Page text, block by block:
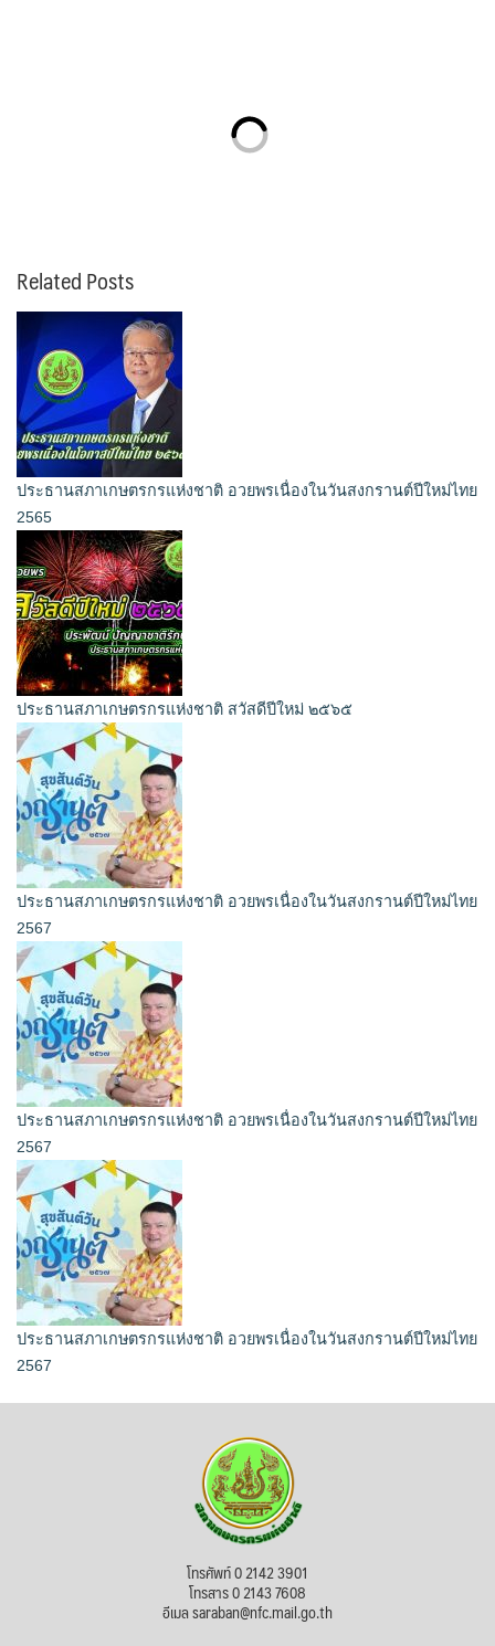
Related Posts
ประธานสภาเกษตรกรแห่งชาติ อวยพรเนื่องในวันสงกรานต์ปีใหม่ไทย
2565
ประธานสภาเกษตรกรแห่งชาติ สวัสดีปีใหม่ ๒๕๖๕
ประธานสภาเกษตรกรแห่งชาติ อวยพรเนื่องในวันสงกรานต์ปีใหม่ไทย
2567
ประธานสภาเกษตรกรแห่งชาติ อวยพรเนื่องในวันสงกรานต์ปีใหม่ไทย
2567
ประธานสภาเกษตรกรแห่งชาติ อวยพรเนื่องในวันสงกรานต์ปีใหม่ไทย
2567
โทรศัพท์ 0 2142 3901
โทรสาร 0 2143 7608
อีเมล saraban@nfc.mail.go.th